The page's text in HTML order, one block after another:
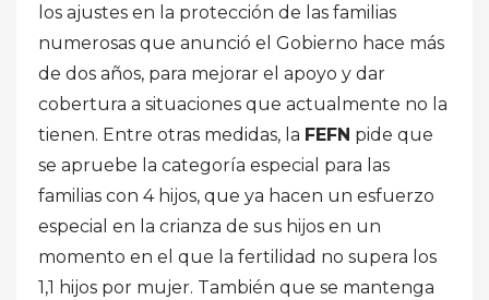
los ajustes en la protección de las familias
numerosas que anunció el Gobierno hace más
de dos años, para mejorar el apoyo y dar
cobertura a situaciones que actualmente no la
tienen. Entre otras medidas, la FEFN pide que
se apruebe la categoría especial para las
familias con 4 hijos, que ya hacen un esfuerzo
especial en la crianza de sus hijos en un
momento en el que la fertilidad no supera los
1,1 hijos por mujer. También que se mantenga